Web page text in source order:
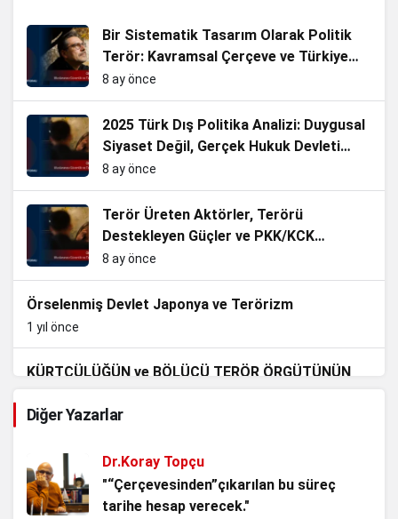
Bir Sistematik Tasarım Olarak Politik
Terör: Kavramsal Çerçeve ve Türkiye
Analizi
8 ay önce
2025 Türk Dış Politika Analizi: Duygusal
Siyaset Değil, Gerçek Hukuk Devleti
Olmalıyız.
8 ay önce
Terör Üreten Aktörler, Terörü
Destekleyen Güçler ve PKK/KCK
terörünün Siyasallaşması
8 ay önce
Örselenmiş Devlet Japonya ve Terörizm
1 yıl önce
KÜRTÇÜLÜĞÜN ve BÖLÜCÜ TERÖR ÖRGÜTÜNÜN
1 yıl önce
TERÖRİZM VE UYUŞTURUCU
1 yıl önce
Diğer Yazarlar
Dr.Koray Topçu
"“Çerçevesinden”çıkarılan bu süreç
tarihe hesap verecek."